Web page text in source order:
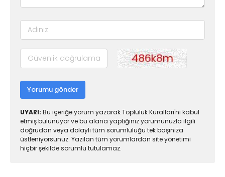
Yorumu gönder
UYARI: Bu içeriğe yorum yazarak Topluluk Kuralları'nı kabul
etmiş bulunuyor ve bu alana yaptığınız yorumunuzla ilgili
doğrudan veya dolaylı tüm sorumluluğu tek başınıza
üstleniyorsunuz. Yazılan tüm yorumlardan site yönetimi
hiçbir şekilde sorumlu tutulamaz.